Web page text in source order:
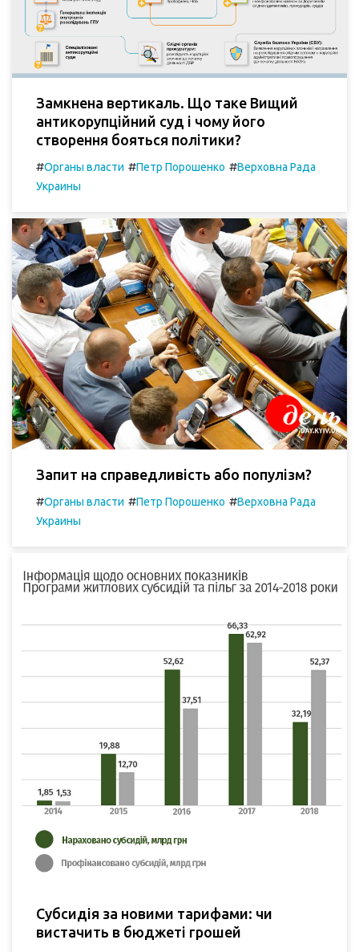
Замкнена вертикаль. Що таке Вищий
антикорупційний суд і чому його
створення бояться політики?
#Органы власти #Петр Порошенко #Верховна Рада
Украины
Запит на справедливість або популізм?
#Органы власти #Петр Порошенко #Верховна Рада
Украины
Субсидія за новими тарифами: чи
вистачить в бюджеті грошей